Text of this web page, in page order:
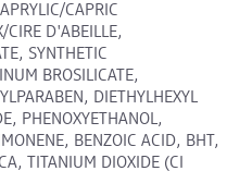
CAPRIC
CIRE D'ABEILLE,
SYNTHETIC
BROSILICATE,
DIETHYLHEXYL
PHENOXYETHANOL,
BENZOIC ACID, BHT,
TITANIUM DIOXIDE (CI